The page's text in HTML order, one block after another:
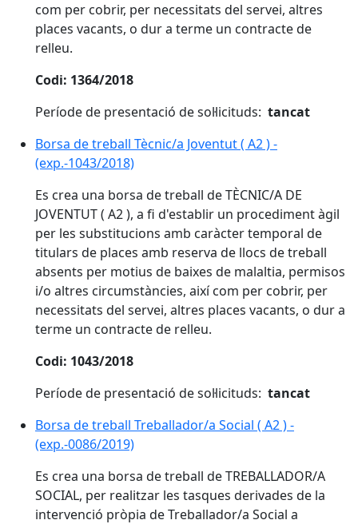
com per cobrir, per necessitats del servei, altres
places vacants, o dur a terme un contracte de
relleu.
Codi: 1364/2018
Període de presentació de sol·licituds: tancat
Borsa de treball Tècnic/a Joventut ( A2 ) -
(exp.-1043/2018)
Es crea una borsa de treball de TÈCNIC/A DE
JOVENTUT ( A2 ), a fi d'establir un procediment àgil
per les substitucions amb caràcter temporal de
titulars de places amb reserva de llocs de treball
absents per motius de baixes de malaltia, permisos
i/o altres circumstàncies, així com per cobrir, per
necessitats del servei, altres places vacants, o dur a
terme un contracte de relleu.
Codi: 1043/2018
Període de presentació de sol·licituds: tancat
Borsa de treball Treballador/a Social ( A2 ) -
(exp.-0086/2019)
Es crea una borsa de treball de TREBALLADOR/A
SOCIAL, per realitzar les tasques derivades de la
intervenció pròpia de Treballador/a Social a